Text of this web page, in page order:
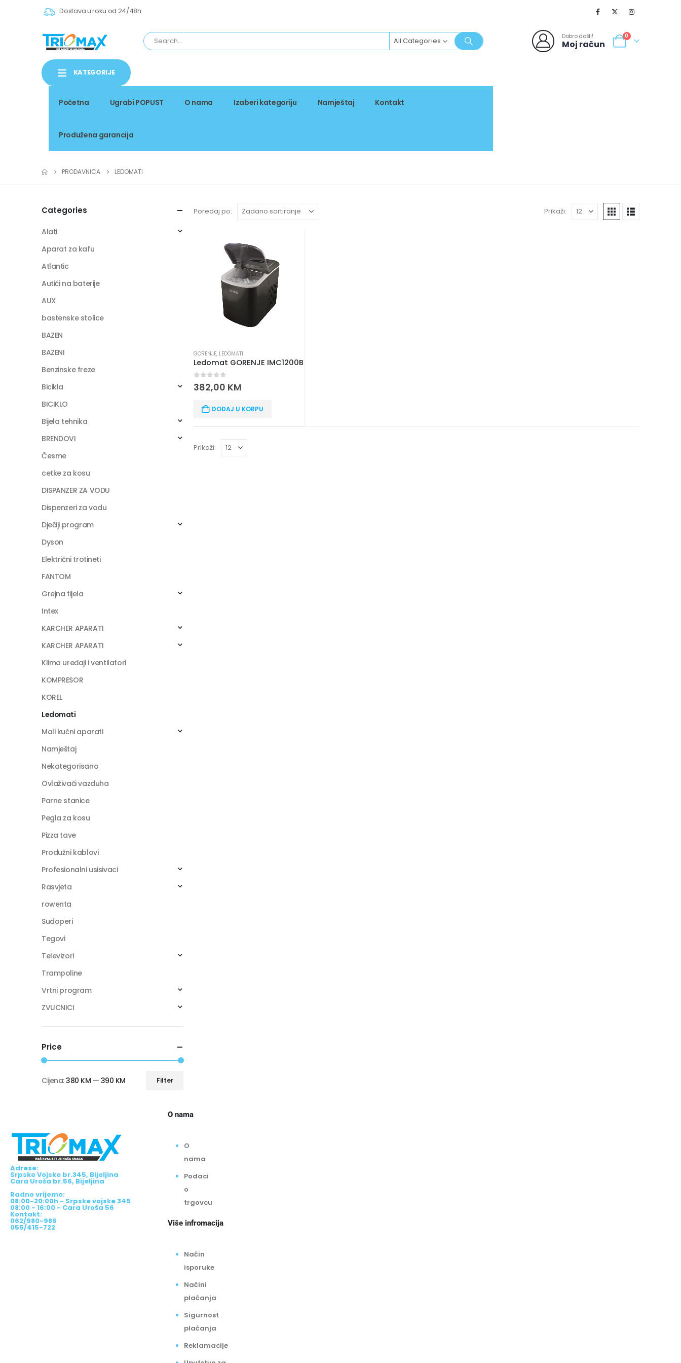
Dostava u roku od 24/48h
All Categories Dobro došli!
Moj račun
0
KATEGORIJE
Početna Ugrabi POPUST O nama Izaberi kategoriju Namještaj Kontakt
Produžena garancija
PRODAVNICA LEDOMATI
Poredaj po: Prikaži:
GORENJE, LEDOMATI
Ledomat GORENJE IMC1200B
0 out of 5
382,00 KM
DODAJ U KORPU
Prikaži:
Categories
Alati
Aparat za kafu
Atlantic
Autići na baterije
AUX
bastenske stolice
BAZEN
BAZENI
Benzinske freze
Bicikla
BICIKLO
Bijela tehnika
BRENDOVI
Česme
cetke za kosu
DISPANZER ZA VODU
Dispenzeri za vodu
Dječiji program
Dyson
Električni trotineti
FANTOM
Grejna tijela
Intex
KARCHER APARATI
KARCHER APARATI
Klima uređaji i ventilatori
KOMPRESOR
KOREL
Ledomati
Mali kućni aparati
Namještaj
Nekategorisano
Ovlaživači vazduha
Parne stanice
Pegla za kosu
Pizza tave
Produžni kablovi
Profesionalni usisivaci
Rasvjeta
rowenta
Sudoperi
Tegovi
Televizori
Trampoline
Vrtni program
ZVUCNICI
Price
Filter
Cijena:380 KM — 390 KM
Adrese:
Srpske Vojske br.345, Bijeljina
Cara Uroša br.56, Bijeljina
Radno vrijeme:
08:00-20:00h - Srpske vojske 345
08:00 - 16:00 - Cara Uroša 56
Kontakt:
062/980-986
055/415-722
O nama
O
nama
Podaci
o
trgovcu
Više infromacija
Način
isporuke
Načini
plaćanja
Sigurnost
plaćanja
Reklamacije